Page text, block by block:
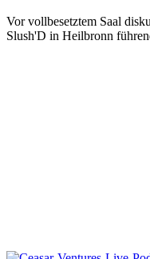
Vor vollbesetztem Saal
Slush'D in Heilbronn